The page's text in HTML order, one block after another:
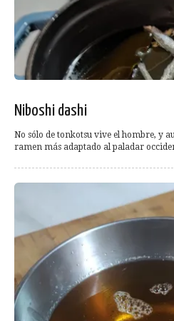
Niboshi dashi
No sólo de tonkotsu vive el hombre, y
ramen más adaptado al paladar